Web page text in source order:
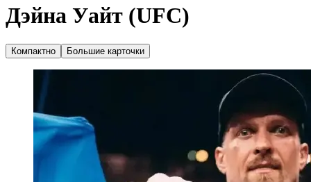
Дэйна Уайт (UFC)
Компактно Большие карточки